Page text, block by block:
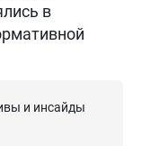
в
и инсайды